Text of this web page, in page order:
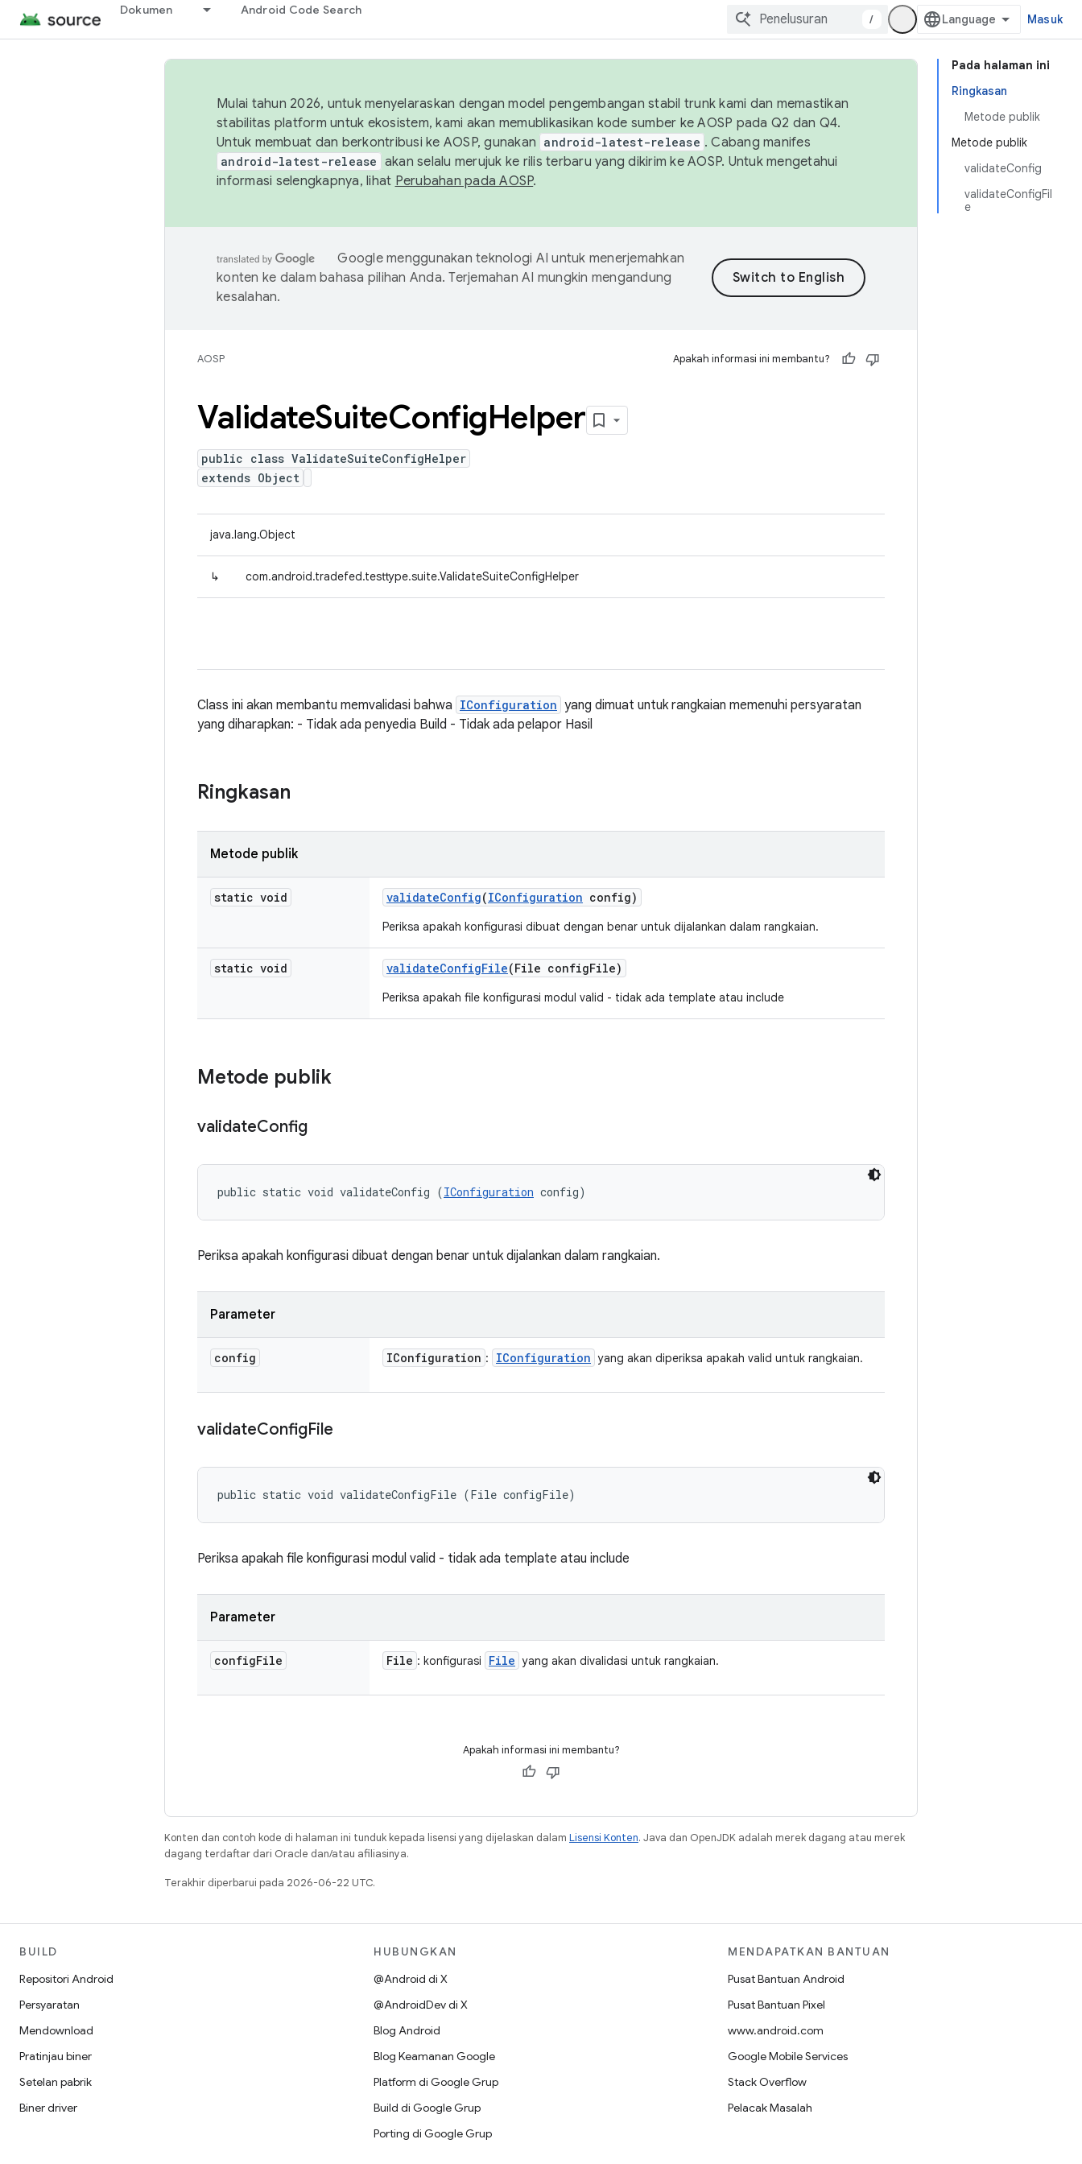
Dokumen Android Code Search
/ Masuk
Pada halaman ini
Ringkasan
Metode publik
Metode publik
validateConfig
validateConfigFil
e
Mulai tahun 2026, untuk menyelaraskan dengan model pengembangan stabil trunk kami dan memastikan
stabilitas platform untuk ekosistem, kami akan memublikasikan kode sumber ke AOSP pada Q2 dan Q4.
Untuk membuat dan berkontribusi ke AOSP, gunakan android-latest-release . Cabang manifes
android-latest-release akan selalu merujuk ke rilis terbaru yang dikirim ke AOSP. Untuk mengetahui
informasi selengkapnya, lihat Perubahan pada AOSP.
Google menggunakan teknologi AI untuk menerjemahkan
konten ke dalam bahasa pilihan Anda. Terjemahan AI mungkin mengandung
kesalahan.
AOSP Apakah informasi ini membantu?
ValidateSuiteConfigHelper
public class ValidateSuiteConfigHelper
extends Object
java.lang.Object
↳ com.android.tradefed.testtype.suite.ValidateSuiteConfigHelper
Class ini akan membantu memvalidasi bahwa IConfiguration yang dimuat untuk rangkaian memenuhi persyaratan
yang diharapkan: - Tidak ada penyedia Build - Tidak ada pelapor Hasil
Ringkasan
Metode publik
static void validateConfig(IConfiguration config)
Periksa apakah konfigurasi dibuat dengan benar untuk dijalankan dalam rangkaian.
static void validateConfigFile(File configFile)
Periksa apakah file konfigurasi modul valid - tidak ada template atau include
Metode publik
validateConfig
public static void validateConfig (IConfiguration config)
Periksa apakah konfigurasi dibuat dengan benar untuk dijalankan dalam rangkaian.
Parameter
config IConfiguration : IConfiguration yang akan diperiksa apakah valid untuk rangkaian.
validateConfigFile
public static void validateConfigFile (File configFile)
Periksa apakah file konfigurasi modul valid - tidak ada template atau include
Parameter
configFile File : konfigurasi File yang akan divalidasi untuk rangkaian.
Apakah informasi ini membantu?
Konten dan contoh kode di halaman ini tunduk kepada lisensi yang dijelaskan dalam Lisensi Konten. Java dan OpenJDK adalah merek dagang atau merek
dagang terdaftar dari Oracle dan/atau afiliasinya.
Terakhir diperbarui pada 2026-06-22 UTC.
BUILD
Repositori Android
Persyaratan
Mendownload
Pratinjau biner
Setelan pabrik
Biner driver
HUBUNGKAN
@Android di X
@AndroidDev di X
Blog Android
Blog Keamanan Google
Platform di Google Grup
Build di Google Grup
Porting di Google Grup
MENDAPATKAN BANTUAN
Pusat Bantuan Android
Pusat Bantuan Pixel
www.android.com
Google Mobile Services
Stack Overflow
Pelacak Masalah